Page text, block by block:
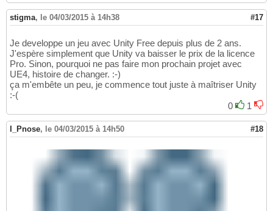
stigma, le 04/03/2015 à 14h38 #17
Je developpe un jeu avec Unity Free depuis plus de 2 ans.
J'espère simplement que Unity va baisser le prix de la licence
Pro. Sinon, pourquoi ne pas faire mon prochain projet avec
UE4, histoire de changer. :-)
ça m'embête un peu, je commence tout juste à maîtriser Unity
:-(
0
1
I_Pnose, le 04/03/2015 à 14h50 #18